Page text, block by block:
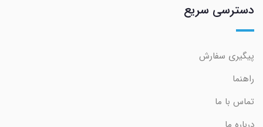
دسترسی سریع
پیگیری سفارش
راهنما
تماس با ما